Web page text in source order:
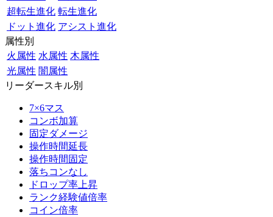
超転生進化 転生進化
ドット進化 アシスト進化
属性別
火属性 水属性 木属性
光属性 闇属性
リーダースキル別
7×6マス
コンボ加算
固定ダメージ
操作時間延長
操作時間固定
落ちコンなし
ドロップ率上昇
ランク経験値倍率
コイン倍率